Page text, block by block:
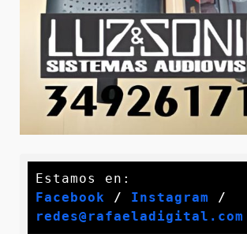
Facebook / Instagram /
redes@rafaeladigital.com